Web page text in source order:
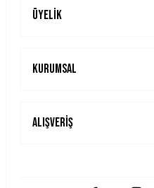
Üyelik
Kurumsal
Alışveriş